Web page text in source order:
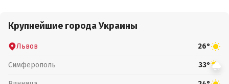
Крупнейшие города Украины
Львов 26°
Симферополь 33°